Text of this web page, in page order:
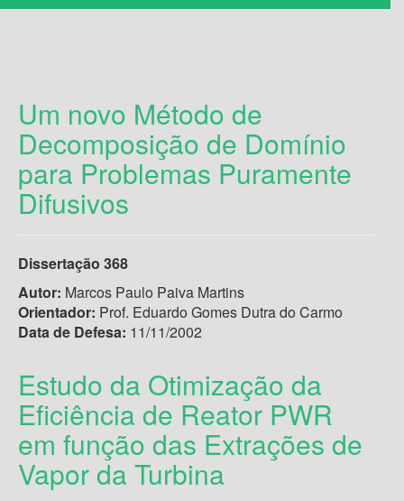
Um novo Método de
Decomposição de Domínio
para Problemas Puramente
Difusivos
Dissertação 368
Autor: Marcos Paulo Paiva Martins
Orientador: Prof. Eduardo Gomes Dutra do Carmo
Data de Defesa: 11/11/2002
Estudo da Otimização da
Eficiência de Reator PWR
em função das Extrações de
Vapor da Turbina